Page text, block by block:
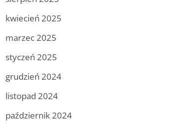
kwiecień 2025
marzec 2025
styczeń 2025
grudzień 2024
listopad 2024
październik 2024